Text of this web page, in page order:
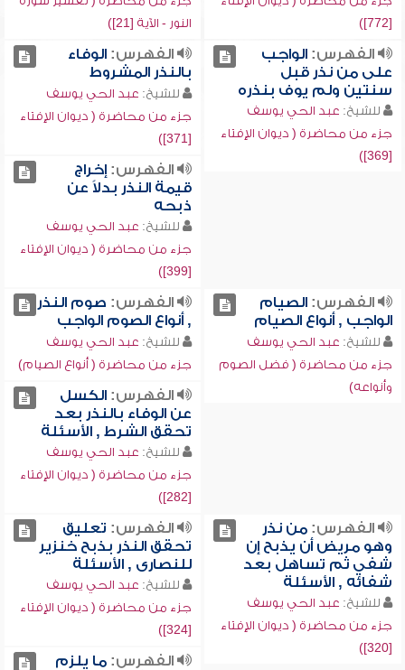
[772])
النور - الآية [21])
الفهرس:الواجب
على من نذر قبل
سنتين ولم يوف بنذره
للشيخ: عبد الحي يوسف
جزء من محاضرة ( ديوان الإفتاء
[369])
الفهرس:الوفاء
بالنذر المشروط
للشيخ: عبد الحي يوسف
جزء من محاضرة ( ديوان الإفتاء
[371])
الفهرس:إخراج
قيمة النذر بدلاً عن
ذبحه
للشيخ: عبد الحي يوسف
جزء من محاضرة ( ديوان الإفتاء
[399])
الفهرس:الصيام
الواجب , أنواع الصيام
للشيخ: عبد الحي يوسف
جزء من محاضرة ( فضل الصوم
وأنواعه)
الفهرس: صوم النذر
, أنواع الصوم الواجب
للشيخ: عبد الحي يوسف
جزء من محاضرة ( أنواع الصيام)
الفهرس:الكسل
عن الوفاء بالنذر بعد
تحقق الشرط , الأسئلة
للشيخ: عبد الحي يوسف
جزء من محاضرة ( ديوان الإفتاء
[282])
الفهرس:من نذر
وهو مريض أن يذبح إن
شفي ثم تساهل بعد
شفائه , الأسئلة
للشيخ: عبد الحي يوسف
جزء من محاضرة ( ديوان الإفتاء
[320])
الفهرس: تعليق
تحقق النذر بذبح خنزير
للنصارى , الأسئلة
للشيخ: عبد الحي يوسف
جزء من محاضرة ( ديوان الإفتاء
[324])
الفهرس:ما يلزم